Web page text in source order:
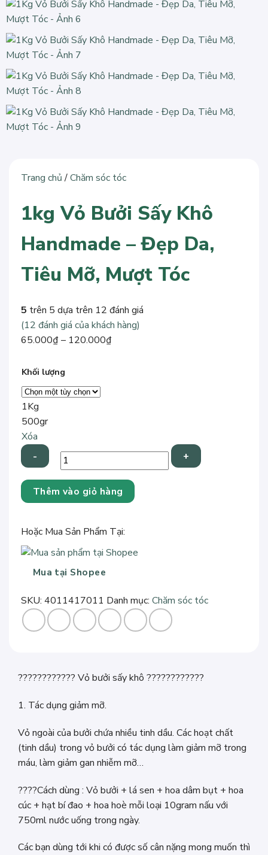
Trang chủ /Chăm sóc tóc
1kg Vỏ Bưởi Sấy Khô
Handmade – Đẹp Da,
Tiêu Mỡ, Mượt Tóc
5 trên 5 dựa trên 12 đánh giá
(12 đánh giá của khách hàng)
65.000₫– 120.000₫Khoảng
Khối lượng
1Kg
500gr
Xóa
1kg
Vỏ
Sấy
Khô
Handmade
Da,
Tiêu
Mỡ,
lượng
Thêm vào giỏ hàng
Hoặc Mua Sản Phẩm Tại:
Mua tại Shopee
SKU: 4011417011 Danh mục: Chăm sóc tóc
???????????? Vỏ bưởi sấy khô ????????????
1. Tác dụng giảm mỡ.
Vỏ ngoài của bưởi chứa nhiều tinh dầu. Các hoạt chất
(tinh dầu) trong vỏ bưởi có tác dụng làm giảm mỡ trong
máu, làm giảm gan nhiễm mỡ…
????Cách dùng : Vỏ bưởi + lá sen + hoa dâm bụt + hoa
cúc + hạt bí đao + hoa hoè mỗi loại 10gram nấu với
750ml nước uống trong ngày.
Các bạn dùng tới khi có được số cân nặng mong muốn thì